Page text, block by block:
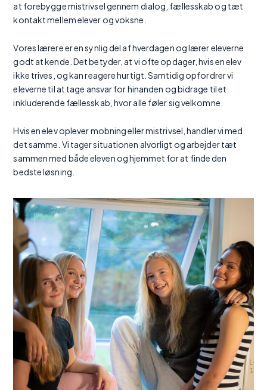
at forebygge mistrivsel gennem dialog, fællesskab og tæt
kontakt mellem elever og voksne.
Vores lærere er en synlig del af hverdagen og lærer eleverne
godt at kende. Det betyder, at vi ofte opdager, hvis en elev
ikke trives, og kan reagere hurtigt. Samtidig opfordrer vi
eleverne til at tage ansvar for hinanden og bidrage til et
inkluderende fællesskab, hvor alle føler sig velkomne.
Hvis en elev oplever mobning eller mistrivsel, handler vi med
det samme. Vi tager situationen alvorligt og arbejder tæt
sammen med både eleven og hjemmet for at finde den
bedste løsning.